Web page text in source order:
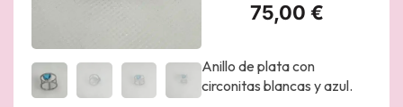
75,00 €
Anillo de plata con
circonitas blancas y azul.